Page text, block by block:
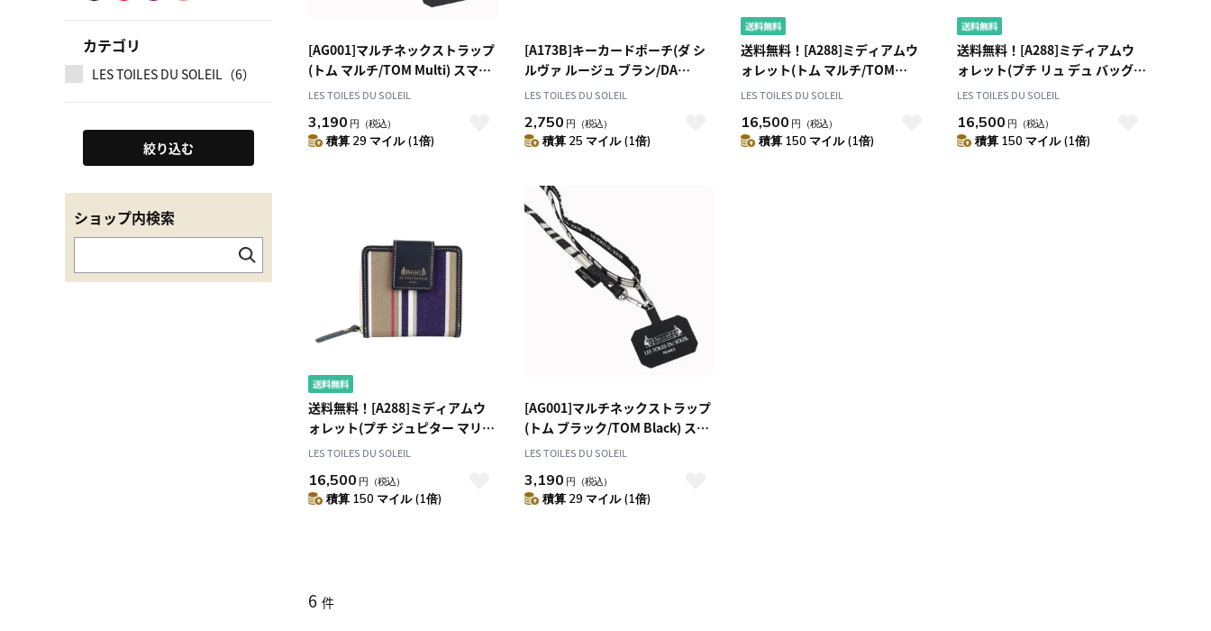
カテゴリ
LES TOILES DU SOLEIL（6）
絞り込む
ショップ内検索
[AG001]マルチネックストラップ
(トム マルチ/TOM Multi) スマホ
ショルダー
LES TOILES DU SOLEIL
3,190 円 （税込）
積算 29 マイル (1倍)
[A173B]キーカードポーチ(ダ シ
ルヴァ ルージュ ブラン/DA
SILVA Rouge Blanc) キーケース
LES TOILES DU SOLEIL
2,750 円 （税込）
積算 25 マイル (1倍)
送料無料！[A288]ミディアムウ
ォレット(トム マルチ/TOM
Multi) 二つ折り財布
LES TOILES DU SOLEIL
16,500 円 （税込）
積算 150 マイル (1倍)
送料無料！[A288]ミディアムウ
ォレット(プチ リュ デュ バッグ
ヴィオレ/PETIT RUE DU BAC
LES TOILES DU SOLEIL
16,500 円 （税込）
積算 150 マイル (1倍)
送料無料！[A288]ミディアムウ
ォレット(プチ ジュピター マリン
トープ/PETIT JUPITER Marine
LES TOILES DU SOLEIL
16,500 円 （税込）
積算 150 マイル (1倍)
[AG001]マルチネックストラップ
(トム ブラック/TOM Black) スマ
ホショルダー
LES TOILES DU SOLEIL
3,190 円 （税込）
積算 29 マイル (1倍)
6 件